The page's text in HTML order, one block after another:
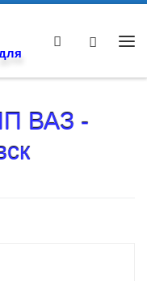
Search
ВАЗ -